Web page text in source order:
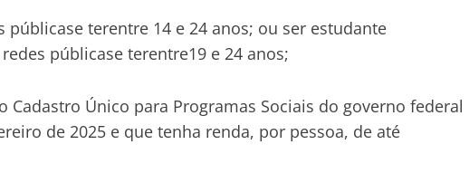
terentre 14 e 24 anos; ou ser estudante
públicase terentre19 e 24 anos;
Único para Programas Sociais do governo federal
de 2025 e que tenha renda, por pessoa, de até